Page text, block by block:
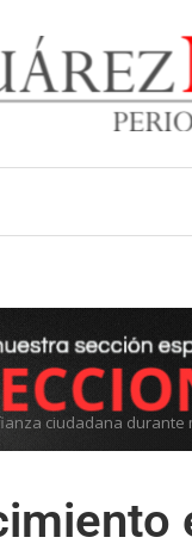
ciudadana durante